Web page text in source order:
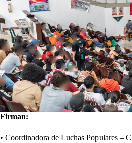
Firman:
• Coordinadora de Luchas Populares –